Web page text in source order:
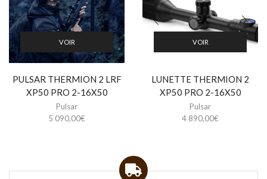
VOIR
PULSAR THERMION 2 LRF
XP50 PRO 2-16X50
Pulsar
5 090,00€
VOIR
LUNETTE THERMION 2
XP50 PRO 2-16X50
Pulsar
4 890,00€